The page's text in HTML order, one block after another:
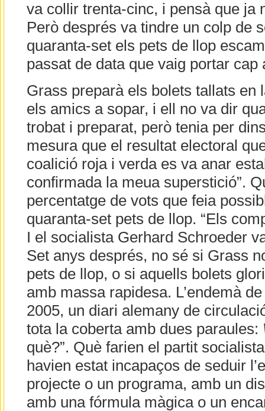
va collir trenta-cinc, i pensà que ja
Però després va tindre un colp de
quaranta-set els pets de llop
passat de data que vaig portar cap
Grass preparà els bolets tallats en
els amics a sopar, i ell no va dir
trobat i preparat, però tenia per
mesura que el resultat electoral
coalició roja i verda es va anar
confirmada la meua superstició”.
percentatge de vots que feia
quaranta-set pets de llop. “Els
I el socialista Gerhard Schroeder
Set anys després, no sé si Grass
pets de llop, o si aquells bolets
amb massa rapidesa. L’endemà
2005, un diari alemany de
tota la coberta amb dues paraules:
què?”. Què farien el partit
havien estat incapaços de seduir
projecte o un programa, amb un
amb una fórmula màgica o un